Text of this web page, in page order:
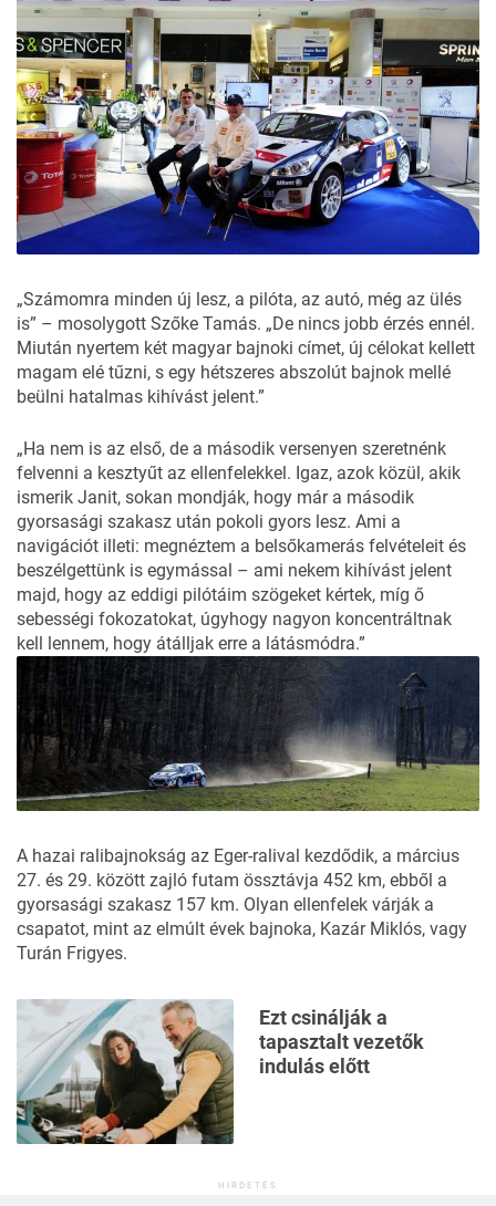
„Számomra minden új lesz, a pilóta, az autó, még az ülés
is” – mosolygott Szőke Tamás. „De nincs jobb érzés ennél.
Miután nyertem két magyar bajnoki címet, új célokat kellett
magam elé tűzni, s egy hétszeres abszolút bajnok mellé
beülni hatalmas kihívást jelent.”
„Ha nem is az első, de a második versenyen szeretnénk
felvenni a kesztyűt az ellenfelekkel. Igaz, azok közül, akik
ismerik Janit, sokan mondják, hogy már a második
gyorsasági szakasz után pokoli gyors lesz. Ami a
navigációt illeti: megnéztem a belsőkamerás felvételeit és
beszélgettünk is egymással – ami nekem kihívást jelent
majd, hogy az eddigi pilótáim szögeket kértek, míg ő
sebességi fokozatokat, úgyhogy nagyon koncentráltnak
kell lennem, hogy átálljak erre a látásmódra.”
A hazai ralibajnokság az Eger-ralival kezdődik, a március
27. és 29. között zajló futam össztávja 452 km, ebből a
gyorsasági szakasz 157 km. Olyan ellenfelek várják a
csapatot, mint az elmúlt évek bajnoka, Kazár Miklós, vagy
Turán Frigyes.
Ezt csinálják a
tapasztalt vezetők
indulás előtt
HIRDETÉS